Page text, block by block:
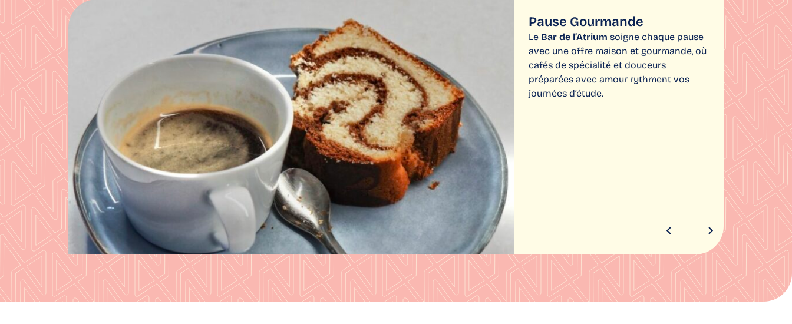
en
Pause Gourmande
Le Bar de l’Atrium soigne chaque pause
avec une offre maison et gourmande, où
cafés de spécialité et douceurs
préparées avec amour rythment vos
journées d’étude.